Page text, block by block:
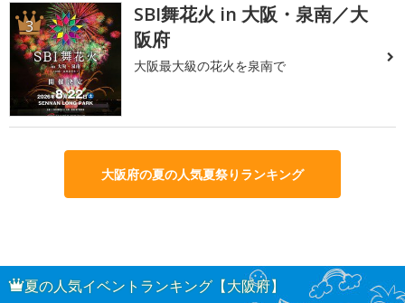
3
SBI舞花火 in 大阪・泉南／大
阪府
大阪最大級の花火を泉南で
大阪府の夏の人気夏祭りランキング
夏の人気イベントランキング【大阪府】